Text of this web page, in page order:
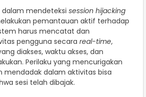
mendeteksi session hijacking
pemantauan aktif terhadap
harus mencatat dan
pengguna secara real-time,
diakses, waktu akses, dan
Perilaku yang mencurigakan
mendadak dalam aktivitas bisa
sesi telah dibajak.